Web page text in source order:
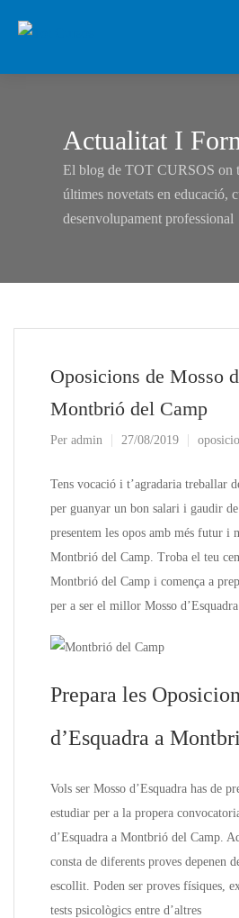
Actualitat I
El blog de TOT CURSOS on
últimes novetats en educació,
desenvolupament professional
Oposicions de Mosso
Montbrió del Camp
Per admin 27/08/2019
Tens vocació i t’agradaria treballar
per guanyar un bon salari i gaudir
presentem les opos amb més futur i
Montbrió del Camp. Troba el teu
Montbrió del Camp i comença a
per a ser el millor Mosso
Prepara les
d’Esquadra a
Vols ser Mosso d’Esquadra has de
estudiar per a la propera
d’Esquadra a Montbrió del Camp.
consta de diferents proves depenen
escollit. Poden ser proves físiques,
tests psicològics entre d’altres